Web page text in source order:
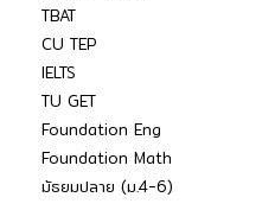
TBAT
CU TEP
IELTS
TU GET
Foundation Eng
Foundation Math
มัธยมปลาย (ม.4-6)